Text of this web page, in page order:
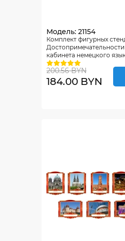
Модель: 21154
Комплект фигурных
кабинета немецкого
синих тонах 270*350 мм,
200.56 BYN
184.00 BYN